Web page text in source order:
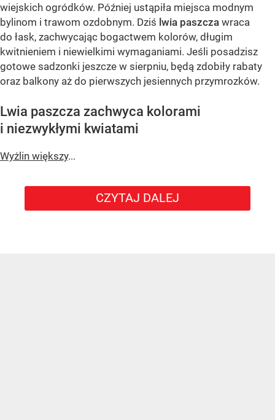
wiejskich ogródków. Później ustąpiła miejsca modnym
bylinom i trawom ozdobnym. Dziś lwia paszcza wraca
do łask, zachwycając bogactwem kolorów, długim
kwitnieniem i niewielkimi wymaganiami. Jeśli posadzisz
gotowe sadzonki jeszcze w sierpniu, będą zdobiły rabaty
oraz balkony aż do pierwszych jesiennych przymrozków.
Lwia paszcza zachwyca kolorami
i niezwykłymi kwiatami
Wyżlin większy...
CZYTAJ DALEJ